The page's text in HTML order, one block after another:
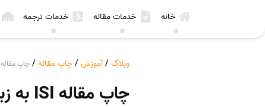
خانه خدمات مقاله خدمات ترجمه
وبلاگ /آموزش /چاپ مقاله / چاپ مقاله ISI به زبان فارسی
چاپ مقاله ISI به زبان فارسی